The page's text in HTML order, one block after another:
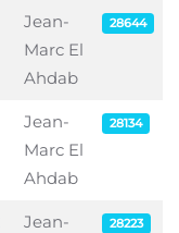
Jean-
Marc El
Ahdab
28644
Jean-
Marc El
Ahdab
28134
Jean-
28223